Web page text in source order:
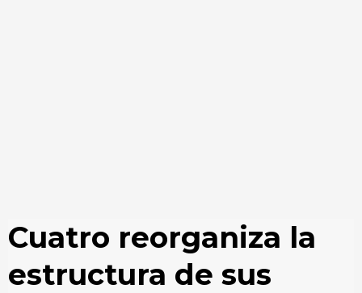
Cuatro reorganiza la
estructura de sus